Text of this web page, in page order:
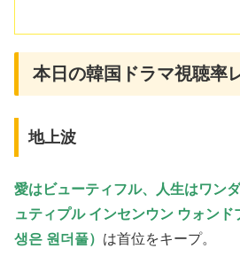
本日の韓国ドラマ視聴率
地上波
愛はビューティフル、人生はワン
ュティプル インセンウン ウォンド
생은 원더풀） は首位をキープ。